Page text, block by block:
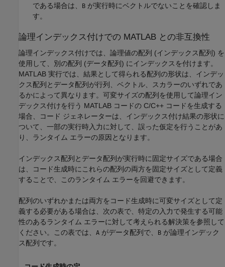
である場合は、
B が実行時にベクトルでないことを確認しま
す。
論理インデックス付けでの MATLAB との非互換性
論理インデックス付けでは、論理値の配列 (インデックス配列) を
使用して、別の配列 (データ配列) にインデックスを付けます。
MATLAB 実行では、結果として得られる配列の形状は、インデッ
クス配列とデータ配列が行列、ベクトル、スカラーのいずれであ
るかによって異なります。可変サイズの配列を使用して論理イン
デックス付けを行う MATLAB コードの C/C++ コードを生成する
場合、コード ジェネレーターは、インデックス付け結果の形状に
ついて、一部の実行時入力に対して、誤った仮定を行うことがあ
り、ランタイム エラーの原因となります。
インデックス配列とデータ配列が実行時に固定サイズである場合
は、コード生成時にこれらの配列の両方を固定サイズとして定義
することで、このランタイム エラーを回避できます。
配列のいずれかまたは両方をコード生成時に可変サイズとして定
義する必要がある場合は、次の表で、特定の入力で発生する可能
性のあるランタイム エラーに対して考えられる解決策を参照して
ください。この表では、 A がデータ配列で、 B が論理インデック
ス配列です。